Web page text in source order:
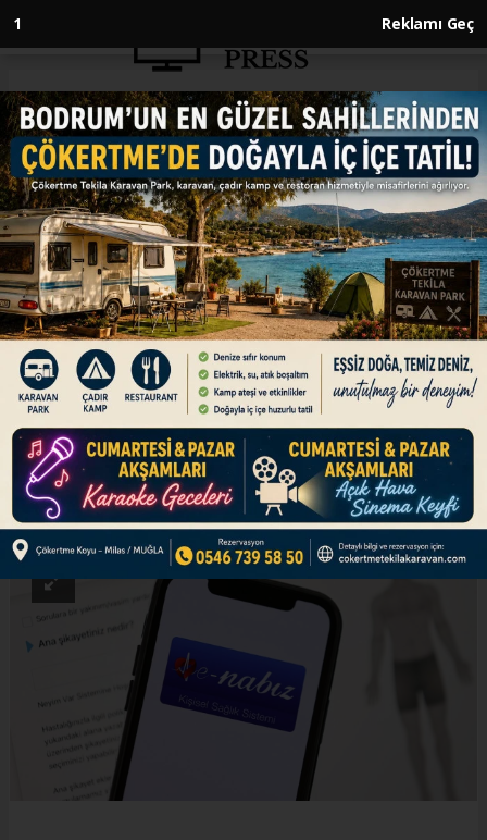
Anasayfa SAĞLIK
40 milyon kişi sağlık sorularına
'Neyim Var?' ile yanıt buldu
SAĞLIK
03.12.2024 - 13:00, Güncelleme: 03.12.2024 - 13:00
Hastaların şikayetlerine göre olası tanı ve
uzmanlık önerileri sunan 'Neyim Var?'
uygulaması, 40 milyon kişinin sağlık
hizmetlerine erişimini kolaylaştırdı.
ABONE OL